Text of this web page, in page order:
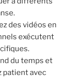
des vidéos en
exécutent
du temps et
patient avec